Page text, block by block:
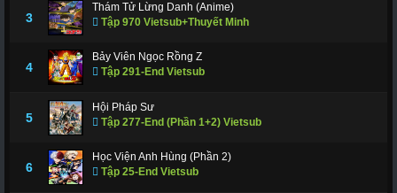
3
Thám Tử Lừng Danh (Anime)
Tập 970 Vietsub+Thuyết Minh
4
Bảy Viên Ngọc Rồng Z
Tập 291-End Vietsub
5
Hội Pháp Sư
Tập 277-End (Phần 1+2) Vietsub
6
Học Viện Anh Hùng (Phần 2)
Tập 25-End Vietsub